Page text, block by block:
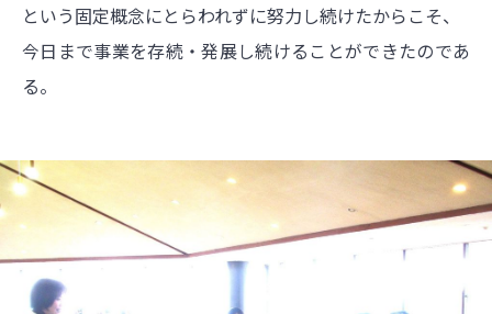
という固定概念にとらわれずに努力し続けたからこそ、
今日まで事業を存続・発展し続けることができたのであ
る。